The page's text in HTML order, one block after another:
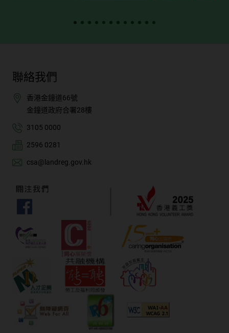
聯絡我們
香港金鐘道66號
金鐘道政府合署28樓
3105 0000
2596 0281
csa@landreg.gov.hk